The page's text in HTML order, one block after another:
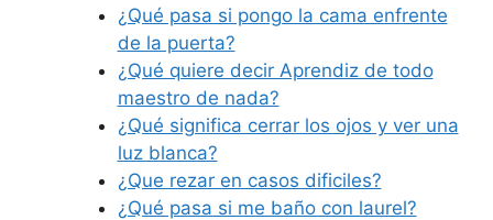
¿Qué pasa si pongo la cama enfrente
de la puerta?
¿Qué quiere decir Aprendiz de todo
maestro de nada?
¿Qué significa cerrar los ojos y ver una
luz blanca?
¿Que rezar en casos dificiles?
¿Qué pasa si me baño con laurel?